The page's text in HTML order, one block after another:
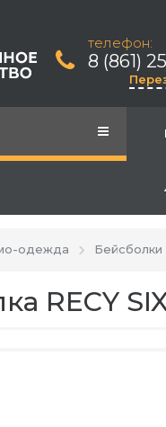
телефон:
8 (861)
одежда Бейсболки
RECY